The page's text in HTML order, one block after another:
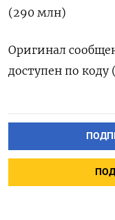
(290 млн)
Оригинал
доступен по